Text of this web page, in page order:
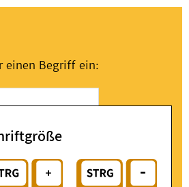
einen Begriff ein: